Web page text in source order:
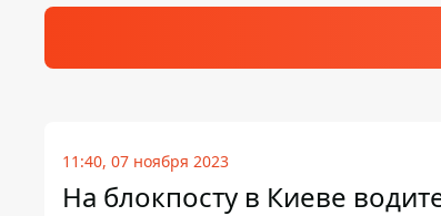
11:40, 07 ноября 2023
На блокпосту в Киеве